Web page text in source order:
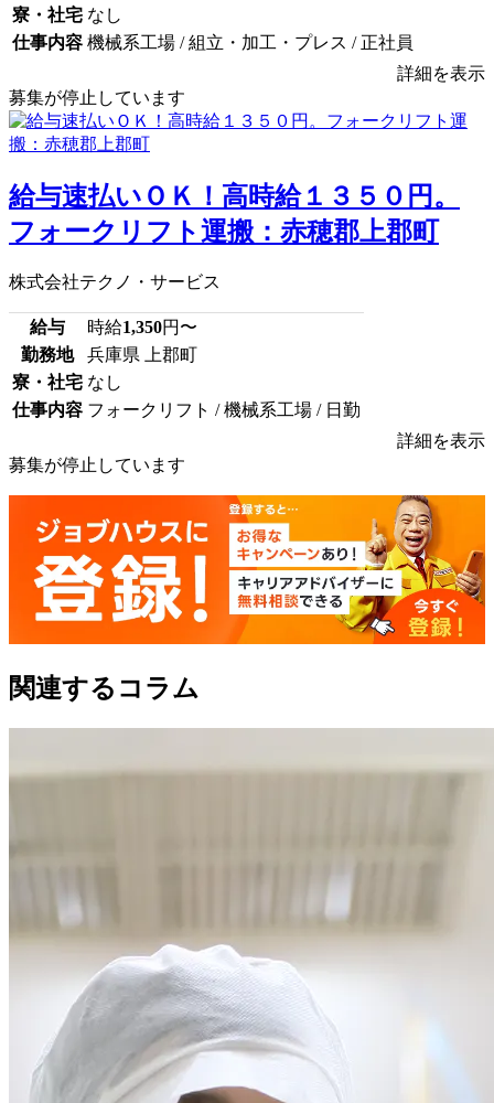
寮・社宅 なし
仕事内容 機械系工場 / 組立・加工・プレス / 正社員
詳細を表示
募集が停止しています
給与速払いＯＫ！高時給１３５０円。
フォークリフト運搬：赤穂郡上郡町
株式会社テクノ・サービス
給与 時給1,350円〜
勤務地
兵庫県 上郡町
寮・社宅 なし
仕事内容 フォークリフト / 機械系工場 / 日勤
詳細を表示
募集が停止しています
関連するコラム